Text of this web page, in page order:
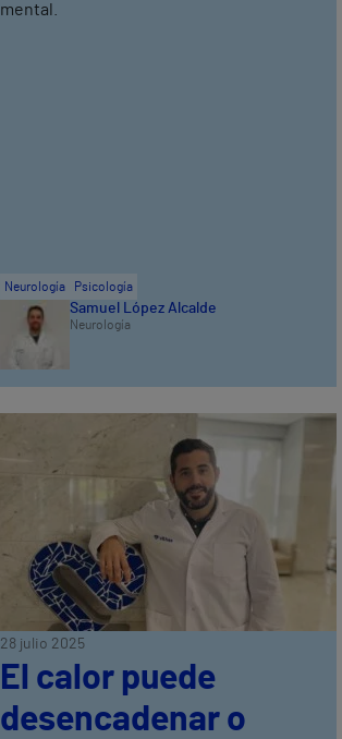
mental.
Neurología Psicología
Samuel López Alcalde
Neurología
28 julio 2025
El calor puede
desencadenar o